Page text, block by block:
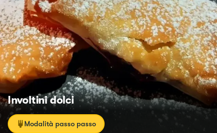
Involtini dolci
Modalità passo passo